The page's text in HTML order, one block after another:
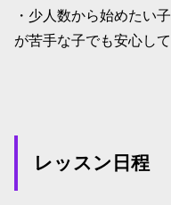
・少人数から始めたい
が苦手な子でも安心し
レッスン日程